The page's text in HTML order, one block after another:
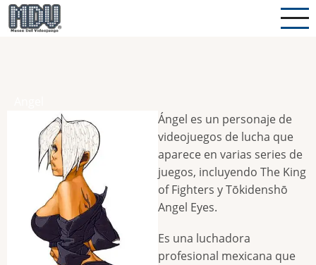
Pasar
al
Ángel es un personaje de
videojuegos de lucha que
aparece en varias series de
juegos, incluyendo The King
of Fighters y Tōkidenshō
Angel Eyes.
Es una luchadora
profesional mexicana que